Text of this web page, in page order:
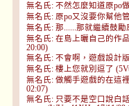
無名氏: 不然怎麼知道原po
無名氏: 原po又沒要你幫他
無名氏: 那......那就繼續鼓勵
無名氏: 在島上曬自己的作
20:00)
無名氏: 不會啊，遊戲設計
無名氏: 樓上您就別逗了
無名氏: 做觸手遊戲的在這
02:07)
無名氏: 只要不是空口說白